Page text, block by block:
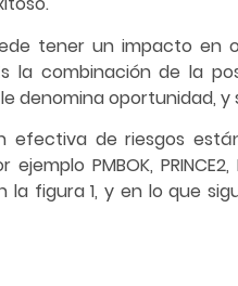
tener un impacto en
la combinación de la
denomina oportunidad,
efectiva de riesgos
PMBOK, PRINCE2,
la figura 1, y en lo que